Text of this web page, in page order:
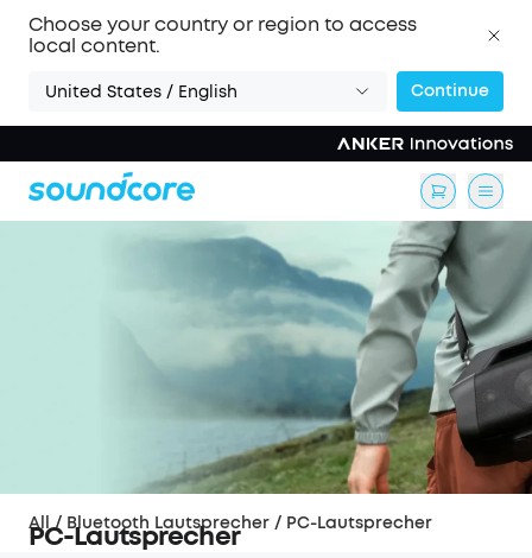
Choose your country or region to access
local content.
United States / English Continue
PC-Lautsprecher
All / Bluetooth Lautsprecher / PC-Lautsprecher